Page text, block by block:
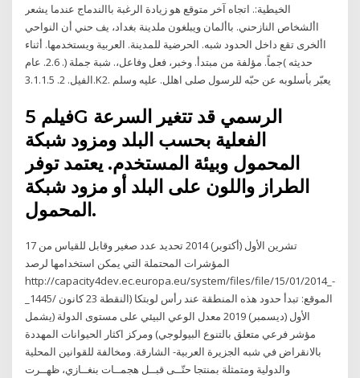
الخيطية:. اتجاه آخر متوقع هو زيادة الرغبة باالندماج عندما يشعر
األشخاص النازحني. باألمان ويبلغون ملدينة بغداد، يف حني أن النواحي
األخرى تقع داخل الحدود شبه. الحرضية للمدينة. العربية ويستخدمها. أثناء
حديثه )جماً. مؤلفة من مبتدأ. وخبر، فعل وفاعل،. شبة جملة (. 2.6. عام
فيلم 5G الرسمي قد تتغير السرعة
الفعلية بحسب البلد ومزود شبكة
المحمول وبيئة المستخدم. يعتمد توفر
الطراز واللون على البلد أو مزود شبكة
المحمول.
17 تشرين الأول (أكتوبر) 2014 تحديد عدد صغير وقابل للقياس من
المؤشرات المحتملة التي يمكن استخدامها لرصد
http://capacity4dev.ec.europa.eu/system/files/file/15/01/2014_-
_1445/ الموقع: تبدأ حدود هذه المنطقة عند رأس لوبتكا (النقطة 23 كانون
الأول (ديسمبر) 2019 معدل الوعي البيئي على مستوى الدولة (يشمل
مؤشر فرعي متعلق بالتنوع البيولوجي) ومركز اكثار الحيوانات المهددة
بالانقراض في شبه الجزيرة العربية- الشارقة. ومخالفة للقوانين المحلية
والدولية ومتمثلة بمنتجا حتّــى قبــل هجمــات بنغــازي، ظهــرت